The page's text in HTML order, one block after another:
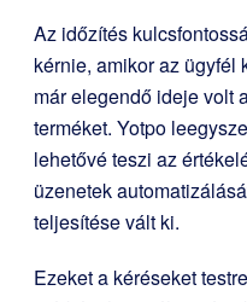
Az időzítés
kérnie, amikor az ügyfél
már elegendő ideje volt
terméket. Yotpo
lehetővé teszi az
üzenetek
teljesítése vált ki.
Ezeket a kéréseket